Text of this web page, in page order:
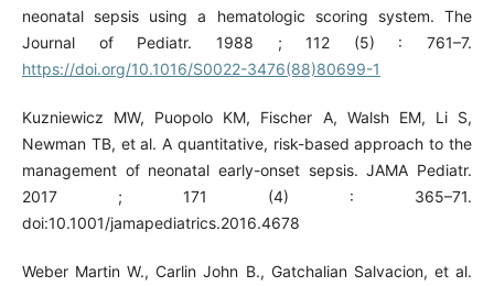
neonatal sepsis using a hematologic scoring system. The
Journal of Pediatr. 1988 ; 112 (5) : 761–7.
https://doi.org/10.1016/S0022-3476(88)80699-1
Kuzniewicz MW, Puopolo KM, Fischer A, Walsh EM, Li S,
Newman TB, et al. A quantitative, risk-based approach to the
management of neonatal early-onset sepsis. JAMA Pediatr.
2017 ; 171 (4) : 365–71.
doi:10.1001/jamapediatrics.2016.4678
Weber Martin W., Carlin John B., Gatchalian Salvacion, et al.